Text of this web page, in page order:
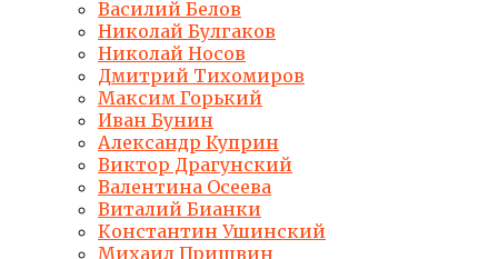
Василий Белов
Николай Булгаков
Николай Носов
Дмитрий Тихомиров
Максим Горький
Иван Бунин
Александр Куприн
Виктор Драгунский
Валентина Осеева
Виталий Бианки
Константин Ушинский
Михаил Пришвин